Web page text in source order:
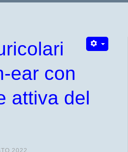
ear con
attiva del
2022